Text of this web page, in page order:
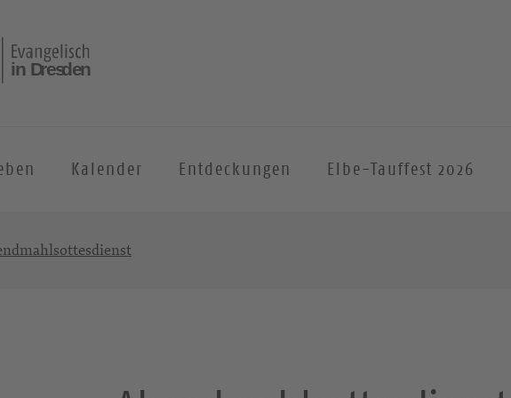
Kalender Entdeckungen Elbe-Tauffest 2026